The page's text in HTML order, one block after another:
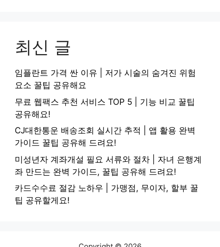
최신 글
임플란트 가격 싼 이유 | 저가 시술의 숨겨진 위험
요소 꿀팁 공유해요
무료 웹팩스 추천 서비스 TOP 5 | 기능 비교 꿀팁
공유해요!
CJ대한통운 배송조회 실시간 추적 | 앱 활용 완벽
가이드 꿀팁 공유해 드려요!
미성년자 계좌개설 필요 서류와 절차 | 자녀 은행계
좌 만드는 완벽 가이드, 꿀팁 공유해 드려요!
카드수수료 절감 노하우 | 가맹점, 무이자, 할부 꿀
팁 공유할게요!